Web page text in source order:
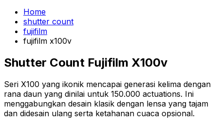
Home
shutter count
fujifilm
fujifilm x100v
Shutter Count Fujifilm X100v
Seri X100 yang ikonik mencapai generasi kelima dengan
rana daun yang dinilai untuk 150.000 actuations. Ini
menggabungkan desain klasik dengan lensa yang tajam
dan didesain ulang serta ketahanan cuaca opsional.